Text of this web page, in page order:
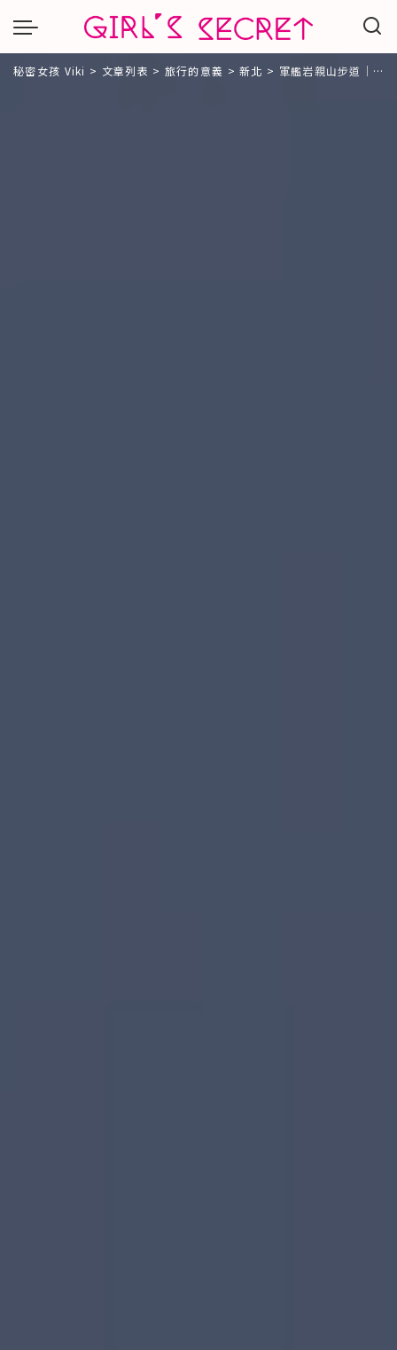
秘密女孩 Viki > 文章列表 > 旅行的意義 >新北 > 軍艦岩親山步道｜鳥瞰台北市最親民的步道